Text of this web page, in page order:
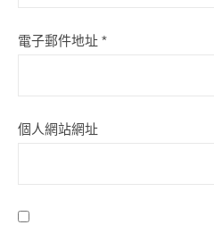
電子郵件地址 *
個人網站網址